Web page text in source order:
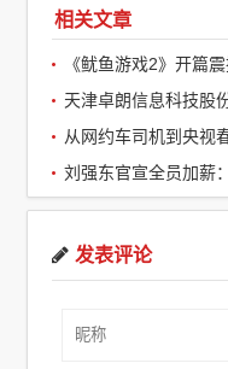
相关文章
发表评论